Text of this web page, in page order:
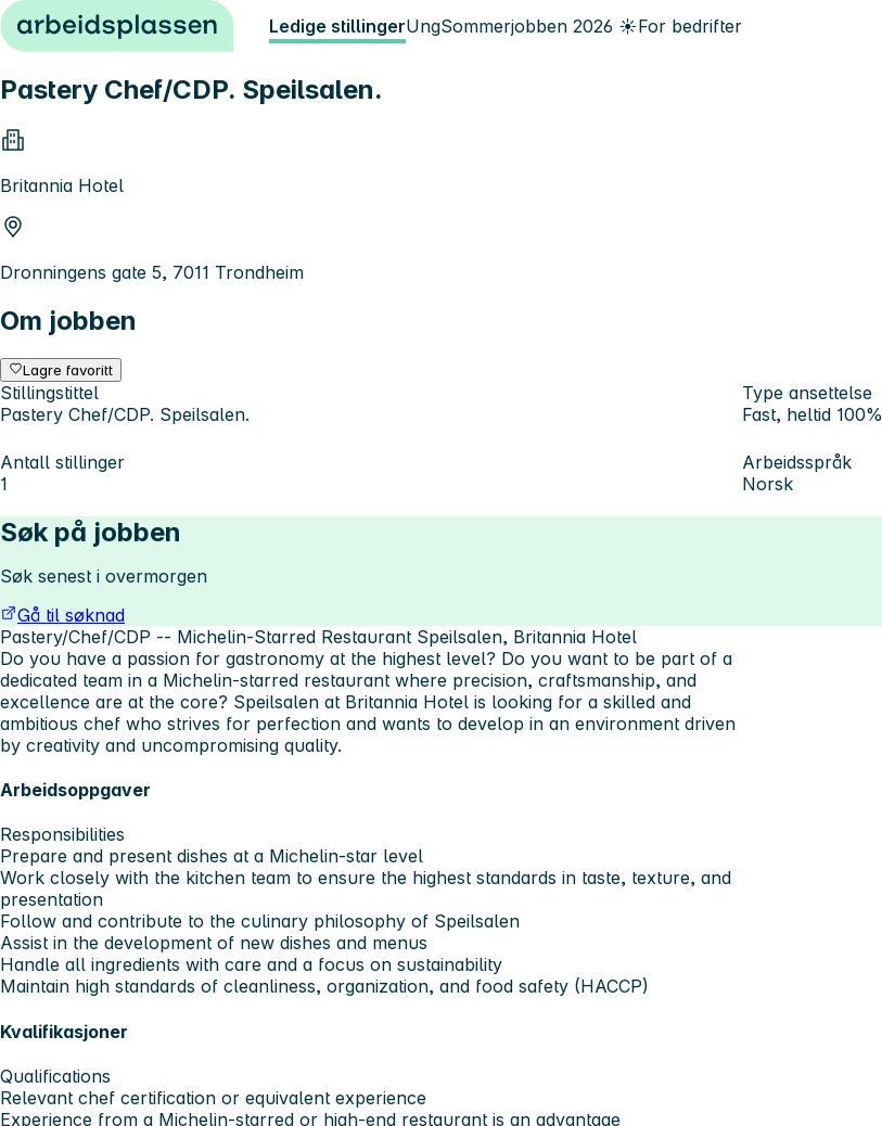
Hopp til innhold Ledige stillingerUngSommerjobben 2026 ☀️For bedrifter
Pastery Chef/CDP. Speilsalen.
Britannia Hotel
Dronningens gate 5, 7011 Trondheim
Om jobben
Lagre favoritt
Stillingstittel
Pastery Chef/CDP. Speilsalen.
Type ansettelse
Fast, heltid 100%
Antall stillinger
1
Arbeidsspråk
Norsk
Søk på jobben
Søk senest i overmorgen
Gå til søknad
Pastery/Chef/CDP -- Michelin-Starred Restaurant Speilsalen, Britannia Hotel
Do you have a passion for gastronomy at the highest level? Do you want to be part of a
dedicated team in a Michelin-starred restaurant where precision, craftsmanship, and
excellence are at the core? Speilsalen at Britannia Hotel is looking for a skilled and
ambitious chef who strives for perfection and wants to develop in an environment driven
by creativity and uncompromising quality.
Arbeidsoppgaver
Responsibilities
Prepare and present dishes at a Michelin-star level
Work closely with the kitchen team to ensure the highest standards in taste, texture, and
presentation
Follow and contribute to the culinary philosophy of Speilsalen
Assist in the development of new dishes and menus
Handle all ingredients with care and a focus on sustainability
Maintain high standards of cleanliness, organization, and food safety (HACCP)
Kvalifikasjoner
Qualifications
Relevant chef certification or equivalent experience
Experience from a Michelin-starred or high-end restaurant is an advantage